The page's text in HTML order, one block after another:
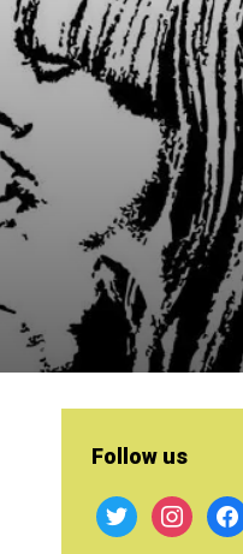
Follow us
twitter instagram